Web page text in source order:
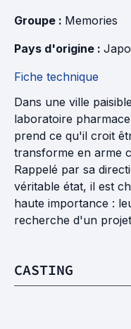
Groupe : Memories
Pays d'origine :
Fiche technique
Dans une ville
laboratoire
prend ce qu'il croit
transforme en arme
Rappelé par sa
véritable état, il est
haute importance :
recherche d'un
CASTING